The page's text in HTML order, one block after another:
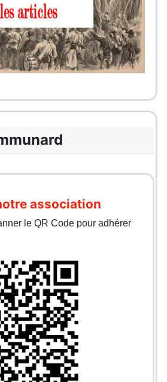
association
le QR Code pour adhérer